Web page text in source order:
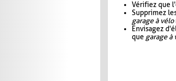
Vérifiez que
Supprimez
garage à vélo
Envisagez
que garage à